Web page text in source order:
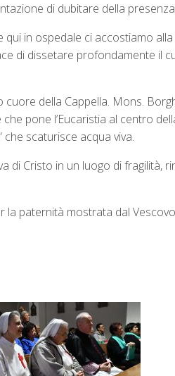
di dubitare della
in ospedale ci accostiamo
di dissetare profondamente il
della Cappella. Mons.
pone l’Eucaristia al centro
scaturisce acqua viva.
di Cristo in un luogo di fragilità,
paternità mostrata dal